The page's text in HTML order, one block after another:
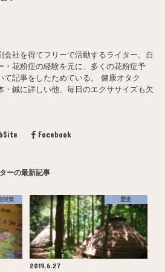
会社を得てフリーで活動するライター。自
・花粉症の経験を元に、多くの花粉症予
て記事をしたためている。 健康オタク
・鍼に詳しい他、毎日のエクササイズも欠
Facebook
ーの最新記事
対策 歴史
2019.6.27